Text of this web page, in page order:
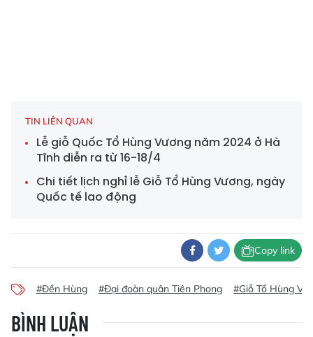
TIN LIÊN QUAN
Lễ giỗ Quốc Tổ Hùng Vương năm 2024 ở Hà
Tĩnh diễn ra từ 16-18/4
Chi tiết lịch nghỉ lễ Giỗ Tổ Hùng Vương, ngày
Quốc tế lao động
Copy link
#Đền Hùng #Đại đoàn quân Tiên Phong #Giỗ Tổ Hùng
BÌNH LUẬN